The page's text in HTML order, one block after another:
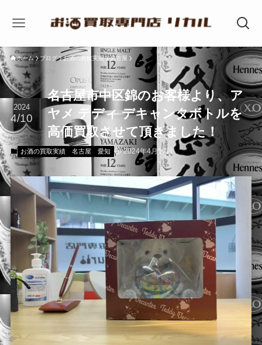
ホーム ブログ お酒の買取実績 名古屋
名古屋市中区錦のお客様より、ア
ヤメ テディ デキャンタボトルを
高価買取させて頂きました！
2024
4/10
お酒の買取実績 名古屋 愛知 2024年4月10日